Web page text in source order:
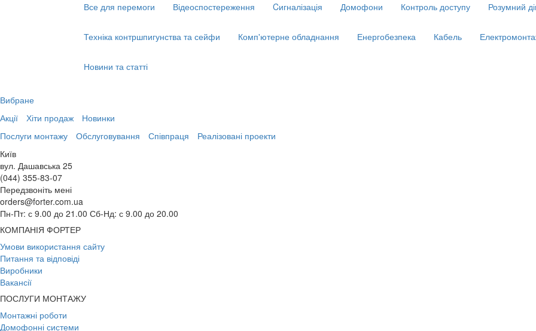
Все для перемоги
Відеоспостереження Cигналізація Домофони Контроль доступу Розумний
Техніка контршпигунства та сейфи Комп'ютерне обладнання Енергобезпека Кабель
Новини та статті
Вибране
Акції
Хіти продаж
Новинки
Послуги монтажу
Обслуговування Співпраця
Реалізовані проекти
Київ
вул. Дашавська 25
(044) 355-83-07
Передзвоніть мені
orders@forter.com.ua
Пн-Пт: с 9.00 до 21.00 Сб-Нд: с 9.00 до 20.00
КОМПАНІЯ ФОРТЕР
Умови використання сайту
Питання та відповіді
Виробники
Вакансії
ПОСЛУГИ МОНТАЖУ
Монтажні роботи
Домофонні системи